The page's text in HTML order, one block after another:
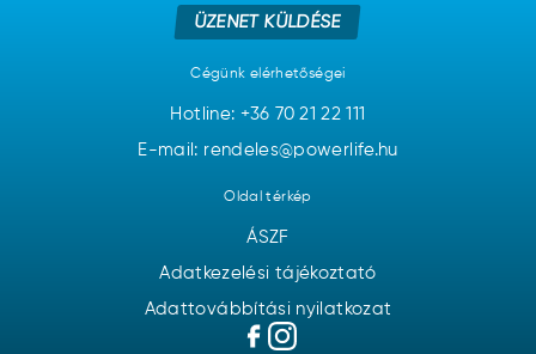
ÜZENET KÜLDÉSE
Cégünk elérhetőségei
Hotline: +36 70 21 22 111
E-mail: rendeles@powerlife.hu
Oldal térkép
ÁSZF
Adatkezelési tájékoztató
Adattovábbítási nyilatkozat